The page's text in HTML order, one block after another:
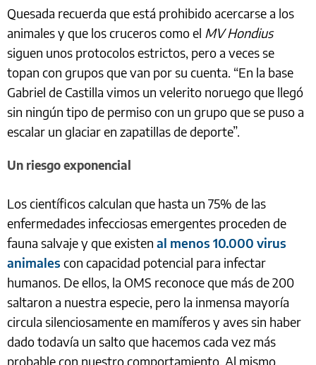
Quesada recuerda que está prohibido acercarse a los
animales y que los cruceros como el MV Hondius
siguen unos protocolos estrictos, pero a veces se
topan con grupos que van por su cuenta. “En la base
Gabriel de Castilla vimos un velerito noruego que llegó
sin ningún tipo de permiso con un grupo que se puso a
escalar un glaciar en zapatillas de deporte”.
Un riesgo exponencial
Los científicos calculan que hasta un 75% de las
enfermedades infecciosas emergentes proceden de
fauna salvaje y que existen al menos 10.000 virus
animales con capacidad potencial para infectar
humanos. De ellos, la OMS reconoce que más de 200
saltaron a nuestra especie, pero la inmensa mayoría
circula silenciosamente en mamíferos y aves sin haber
dado todavía un salto que hacemos cada vez más
probable con nuestro comportamiento. Al mismo